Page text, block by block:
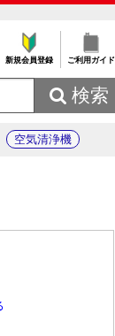
新規会員登録 ご利用ガイド
 検索
空気清浄機